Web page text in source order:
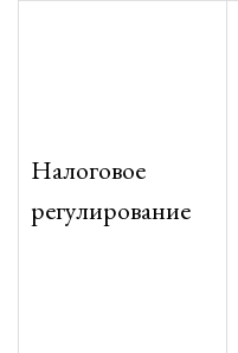
Налоговое
регулирование